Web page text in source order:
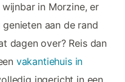
in Morzine, er
aan de rand
dagen over? Reis dan
vakantiehuis in